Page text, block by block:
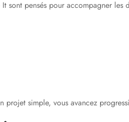
sont pensés pour accompagner
projet simple, vous avancez